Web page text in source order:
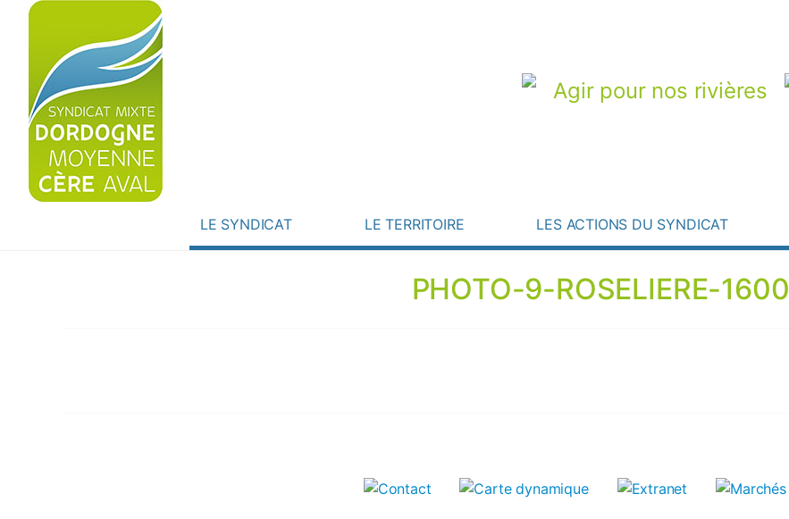
Agir pour nos rivières
LE SYNDICAT LE TERRITOIRE LES ACTIONS DU SYNDICAT
PHOTO-9-ROSELIERE-1600